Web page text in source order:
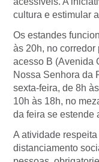
cultura e estimular
Os estandes
às 20h, no
acesso B (Avenida
Nossa Senhora da
sexta-feira, de 8h
10h às 18h, no
da feira se estende
A atividade
distanciamento